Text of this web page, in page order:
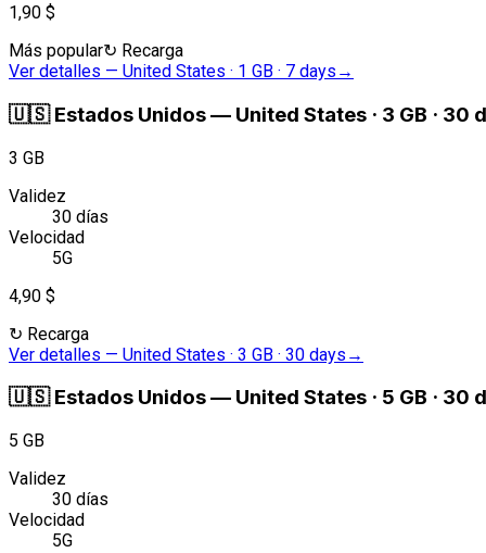
1,90 $
Más popular↻ Recarga
Ver detalles — United States · 1 GB · 7 days →
🇺🇸 Estados Unidos— United States · 3 GB · 30
3 GB
Validez
30 días
Velocidad
5G
4,90 $
↻ Recarga
Ver detalles — United States · 3 GB · 30 days →
🇺🇸 Estados Unidos— United States · 5 GB · 30
5 GB
Validez
30 días
Velocidad
5G